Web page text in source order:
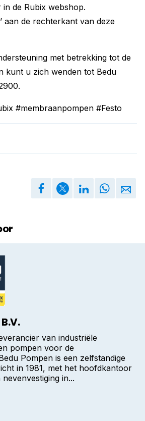
de Rubix webshop.
aan de rechterkant van deze
met betrekking tot de
kunt u zich wenden tot Bedu
#membraanpompen #Festo
van industriële
pompen voor de
Pompen is een zelfstandige
in 1981, met het hoofdkantoor
in...